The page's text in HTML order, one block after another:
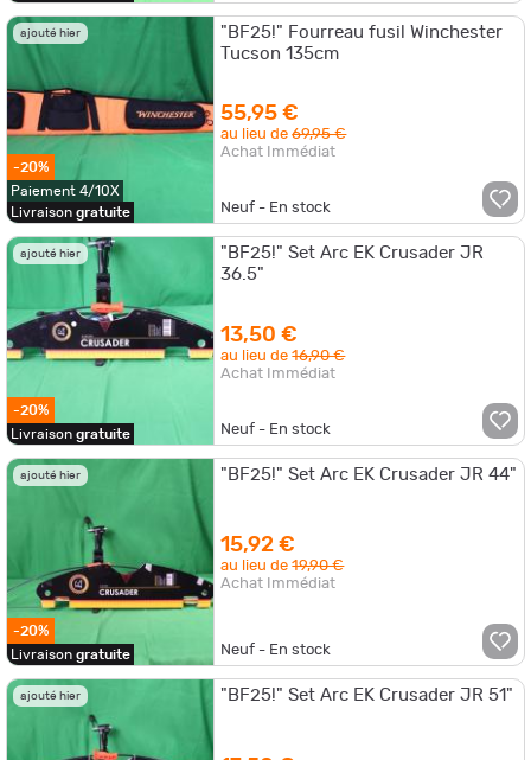
ajouté hier
-20%
Paiement 4/10X
Livraison gratuite
"BF25!" Fourreau fusil Winchester
Tucson 135cm
55,95 €
au lieu de69,95 €
Achat Immédiat
Neuf - En stock
ajouté hier
-20%
Livraison gratuite
"BF25!" Set Arc EK Crusader JR
36.5"
13,50 €
au lieu de16,90 €
Achat Immédiat
Neuf - En stock
ajouté hier
-20%
Livraison gratuite
"BF25!" Set Arc EK Crusader JR 44"
15,92 €
au lieu de19,90 €
Achat Immédiat
Neuf - En stock
ajouté hier "BF25!" Set Arc EK Crusader JR 51"